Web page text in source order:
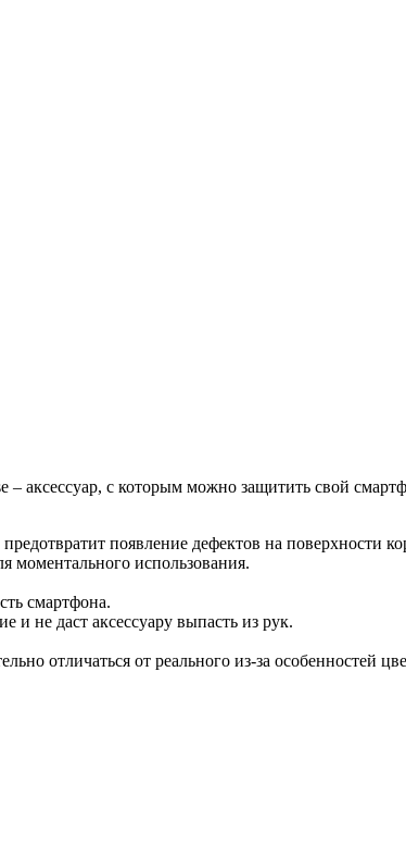
аксессуар, с которым можно защитить свой
появление дефектов на поверхности
моментального использования.
смартфона.
и не даст аксессуару выпасть из рук.
отличаться от реального из-за особенностей